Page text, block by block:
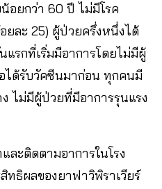
อยกว่า 60 ปี ไม่มีโรค
ยละ 25) ผู้ป่วยครึ่งหนึ่งได้
แรกที่เริ่มมีอาการโดยไม่มีผู้
ได้รับวัคซีนมาก่อน ทุกคนมี
ไม่มีผู้ป่วยที่มีอาการรุนแรง
ะติดตามอาการในโรง
ทธิผลของยาฟาวิพิราเวียร์